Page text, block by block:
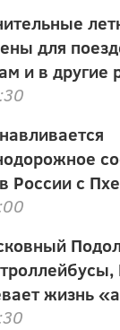
для
и в другие
России с
жизнь